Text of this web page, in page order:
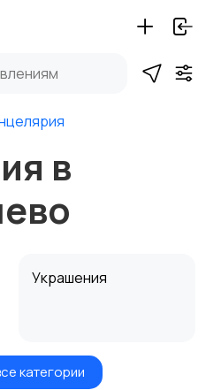
в
Украшения
Оформление
категории